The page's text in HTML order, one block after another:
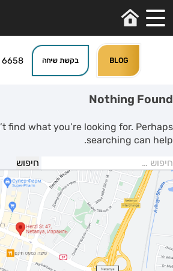
6658 בקשת שיחה BLOG
Nothing Found
find what you’re looking for. Perhaps
searching can help.
חיפוש: